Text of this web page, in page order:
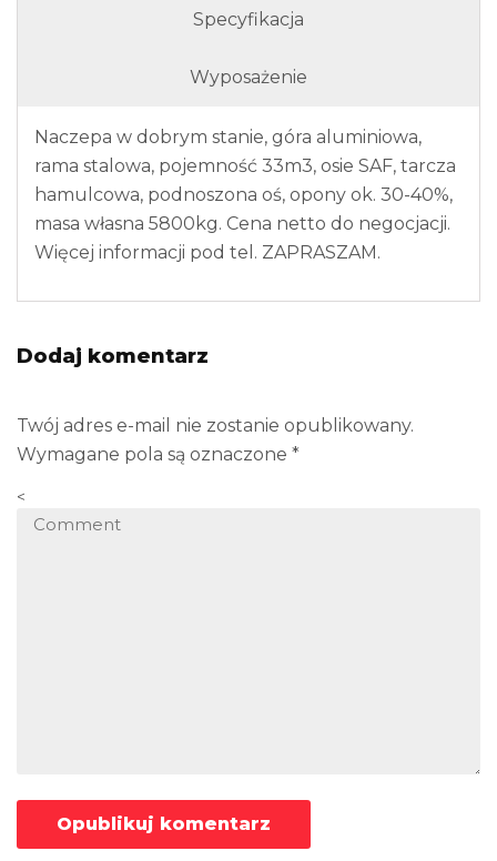
Specyfikacja
Wyposażenie
Naczepa w dobrym stanie, góra aluminiowa,
rama stalowa, pojemność 33m3, osie SAF, tarcza
hamulcowa, podnoszona oś, opony ok. 30-40%,
masa własna 5800kg. Cena netto do negocjacji.
Więcej informacji pod tel. ZAPRASZAM.
Dodaj komentarz
Twój adres e-mail nie zostanie opublikowany.
Wymagane pola są oznaczone *
<